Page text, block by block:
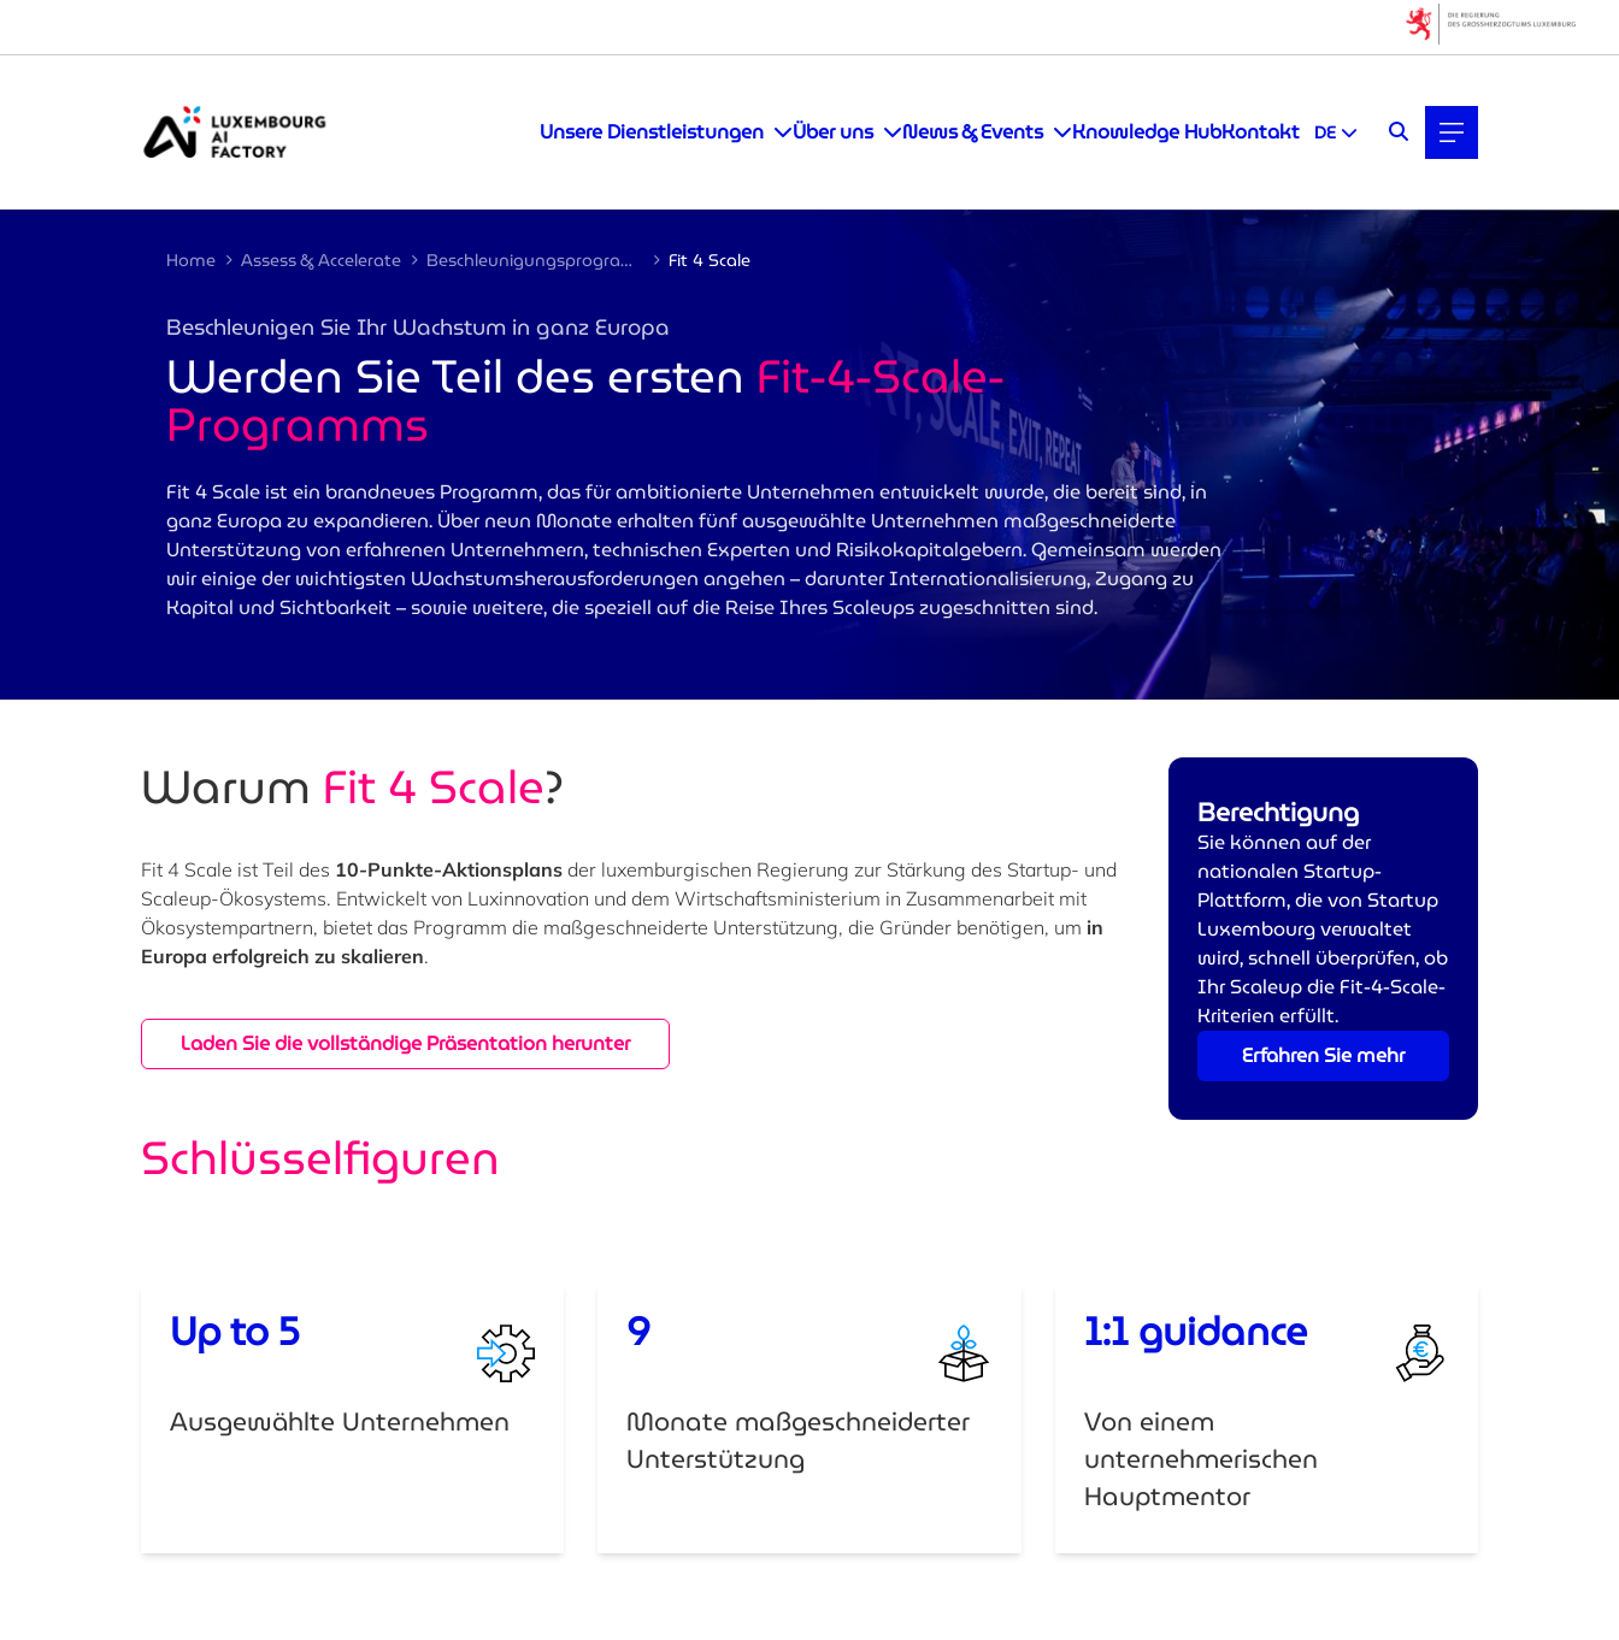
Unsere Dienstleistungen Über uns News & Events Knowledge HubKontakt DE
Home Assess & Accelerate Beschleunigungsprogramm Fit 4 Scale
Beschleunigen Sie Ihr Wachstum in ganz Europa
Werden Sie Teil des ersten Fit-4-Scale-
Programms
Fit 4 Scale ist ein brandneues Programm, das für ambitionierte Unternehmen entwickelt wurde, die bereit sind, in
ganz Europa zu expandieren. Über neun Monate erhalten fünf ausgewählte Unternehmen maßgeschneiderte
Unterstützung von erfahrenen Unternehmern, technischen Experten und Risikokapitalgebern. Gemeinsam werden
wir einige der wichtigsten Wachstumsherausforderungen angehen – darunter Internationalisierung, Zugang zu
Kapital und Sichtbarkeit – sowie weitere, die speziell auf die Reise Ihres Scaleups zugeschnitten sind.
Warum Fit 4 Scale?
Fit 4 Scale ist Teil des 10-Punkte-Aktionsplans der luxemburgischen Regierung zur Stärkung des Startup- und
Scaleup-Ökosystems. Entwickelt von Luxinnovation und dem Wirtschaftsministerium in Zusammenarbeit mit
Ökosystempartnern, bietet das Programm die maßgeschneiderte Unterstützung, die Gründer benötigen, um in
Europa erfolgreich zu skalieren.
Laden Sie die vollständige Präsentation herunter
Schlüsselfiguren
Berechtigung
Sie können auf der
nationalen Startup-
Plattform, die von Startup
Luxembourg verwaltet
wird, schnell überprüfen, ob
Ihr Scaleup die Fit-4-Scale-
Kriterien erfüllt.
Erfahren Sie mehr
Up to 5
Ausgewählte Unternehmen
9
Monate maßgeschneiderter
Unterstützung
1:1 guidance
Von einem
unternehmerischen
Hauptmentor